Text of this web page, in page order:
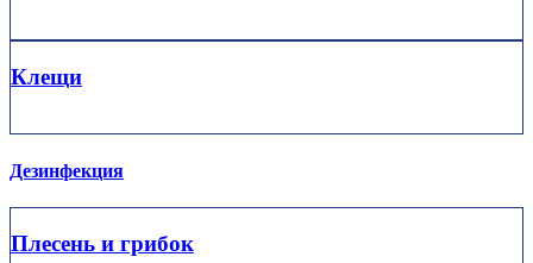
Клещи
Дезинфекция
Плесень и грибок